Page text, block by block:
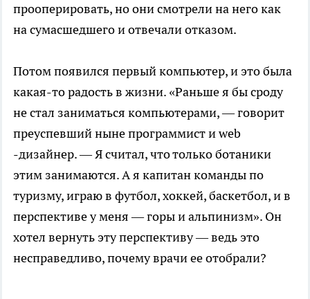
прооперировать, но они смотрели на него как
на сумасшедшего и отвечали отказом.
Потом появился первый компьютер, и это была
какая-то радость в жизни. «Раньше я бы сроду
не стал заниматься компьютерами, — говорит
преуспевший ныне программист и web
-дизайнер. — Я считал, что только ботаники
этим занимаются. А я капитан команды по
туризму, играю в футбол, хоккей, баскетбол, и в
перспективе у меня — горы и альпинизм». Он
хотел вернуть эту перспективу — ведь это
несправедливо, почему врачи ее отобрали?